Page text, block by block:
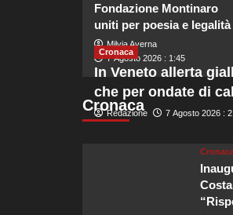
Fondazione Montinaro
uniti per poesia e legalità
Milvia Averna
7 Agosto 2026 : 1:45
Cronaca
Cronaca
In Veneto allerta
che per ondate di
Redazione 7 Agosto 2026 :